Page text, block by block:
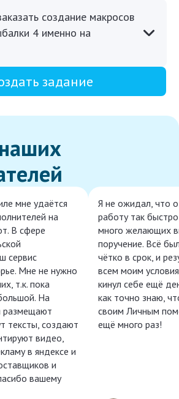
создание макросов
4 именно на
задание
мне удаётся
на
В сфере
сервис
Мне не нужно
т.к. пока
На
размещают
тексты, создают
видео,
в яндексе и
и
вашему
Я не ожидал, что
работу так
много желающих
поручение. Всё
чётко в срок, и
всем моим
кинул себе ещё
как точно знаю,
своим Личным
ещё много раз!